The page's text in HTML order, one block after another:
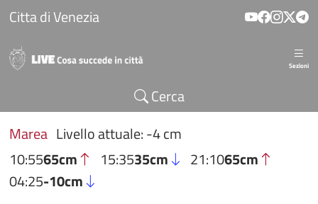
Salta al contenuto principale
Citta di Venezia
Sezioni
Cerca
Marea Livello attuale: -4 cm
10:5565cm 15:3535cm 21:1065cm
04:25-10cm